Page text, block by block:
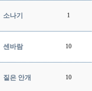
소나기 1
센바람 10
짙은 안개 10